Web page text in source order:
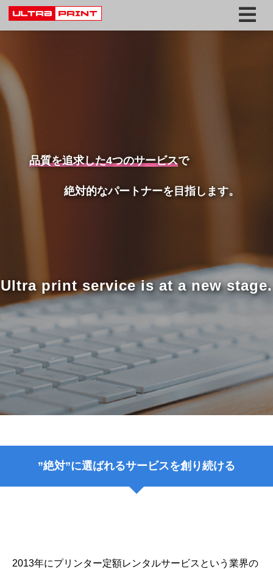
品質を追求した4つのサービスで
絶対的なパートナーを目指します。
Ultra print service is at a new stage.
”絶対”に選ばれるサービスを創り続ける
2013年にプリンター定額レンタルサービスという業界の